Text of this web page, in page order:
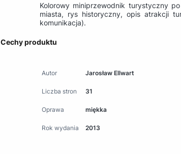
Kolorowy miniprzewodnik turystyczny
miasta, rys historyczny, opis atrakcji
komunikacja).
Cechy produktu
Autor Jarosław Ellwart
Liczba stron 31
Oprawa miękka
Rok wydania 2013